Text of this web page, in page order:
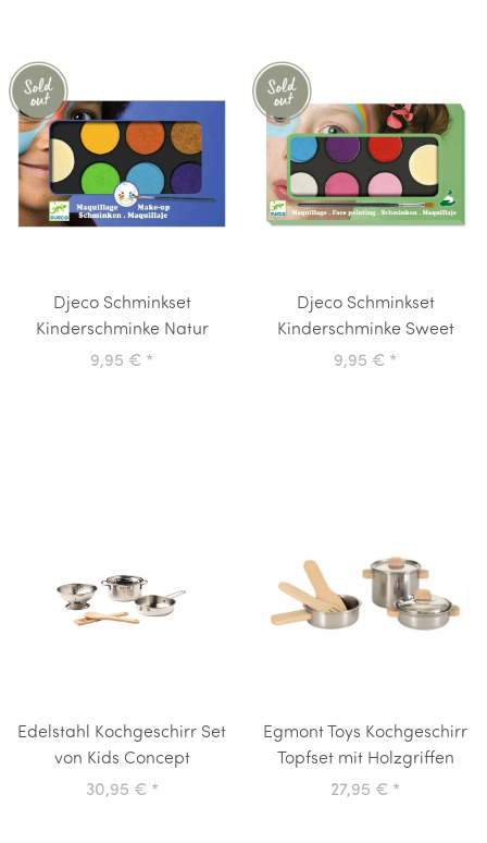
Djeco Schminkset
Kinderschminke Natur
9,95 € *
Djeco Schminkset
Kinderschminke Sweet
9,95 € *
Edelstahl Kochgeschirr Set
von Kids Concept
30,95 € *
Egmont Toys Kochgeschirr
Topfset mit Holzgriffen
27,95 € *